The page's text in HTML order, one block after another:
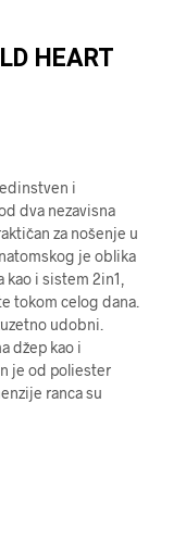
HEART
i
dva nezavisna
za nošenje u
je oblika
kao i sistem 2in1,
tokom celog dana.
udobni.
džep kao i
je od poliester
ranca su